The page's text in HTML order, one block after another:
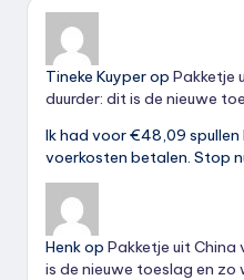
Tineke Kuyperop Pakketje
duurder: dit is de nieuwe
Ik had voor €48,09
voerkosten betalen. Stop
Henkop Pakketje uit
is de nieuwe toeslag en zo